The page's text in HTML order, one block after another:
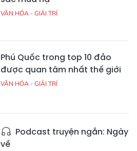
VĂN HÓA - GIẢI TRÍ
Phú Quốc trong top 10 đảo
được quan tâm nhất thế giới
VĂN HÓA - GIẢI TRÍ
Podcast truyện ngắn: Ngày
về